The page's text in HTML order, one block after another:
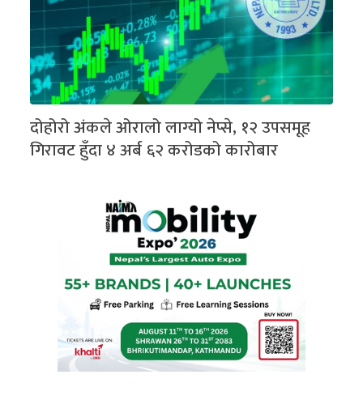
दोहोरो अंकले ओरालो लाग्यो नेप्से, १२ उपसमूह
गिरावट हुँदा ४ अर्ब ६२ करोडको कारोबार